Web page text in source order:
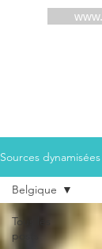
Sources dynamisées
Tous les
posts
Belgique